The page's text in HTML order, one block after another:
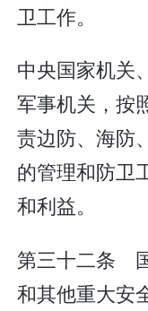
卫工作。
中央国家机关
军事机关，按
责边防、海防
的管理和防卫
和利益。
第三十二条
和其他重大安